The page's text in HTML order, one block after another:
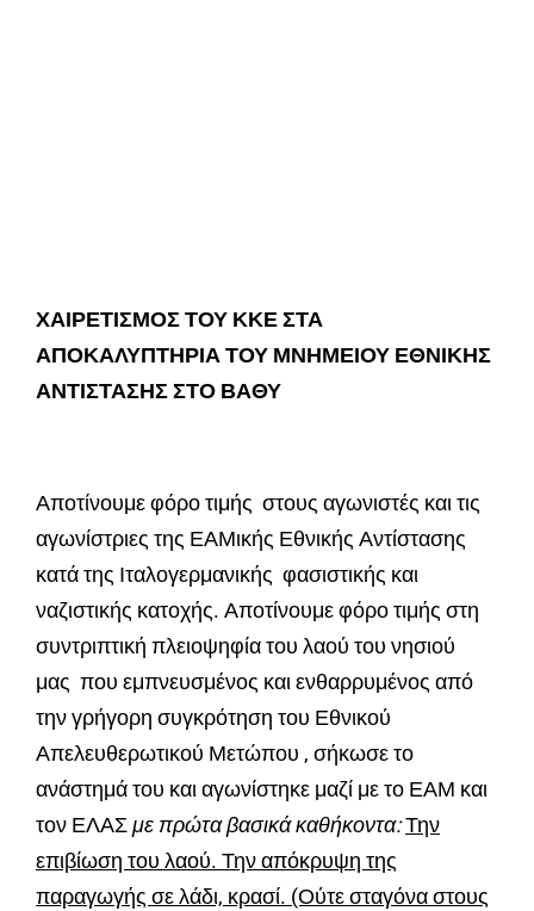
ΧΑΙΡΕΤΙΣΜΟΣ ΤΟΥ ΚΚΕ ΣΤΑ
ΑΠΟΚΑΛΥΠΤΗΡΙΑ ΤΟΥ ΜΝΗΜΕΙΟΥ ΕΘΝΙΚΗΣ
ΑΝΤΙΣΤΑΣΗΣ ΣΤΟ ΒΑΘΥ
Αποτίνουμε φόρο τιμής στους αγωνιστές και τις
αγωνίστριες της ΕΑΜικής Εθνικής Αντίστασης
κατά της Ιταλογερμανικής φασιστικής και
ναζιστικής κατοχής. Αποτίνουμε φόρο τιμής στη
συντριπτική πλειοψηφία του λαού του νησιού
μας που εμπνευσμένος και ενθαρρυμένος από
την γρήγορη συγκρότηση του Εθνικού
Απελευθερωτικού Μετώπου , σήκωσε το
ανάστημά του και αγωνίστηκε μαζί με το ΕΑΜ και
τον ΕΛΑΣμε πρώτα βασικά καθήκοντα:Την
επιβίωση του λαού. Την απόκρυψη της
παραγωγής σε λάδι, κρασί. (Ούτε σταγόνα στους